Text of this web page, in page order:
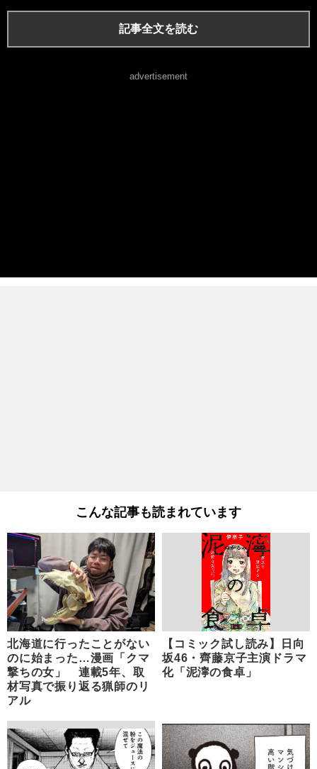
記事全文を読む
advertisement
こんな記事も読まれています
北海道に行ったことがない
のに始まった…漫画「クマ
撃ちの女」 連載5年、取
材写真で振り返る猟師のリ
アル
【コミック試し読み】日向
坂46・齊藤京子主演ドラマ
化「泥濘の食卓」